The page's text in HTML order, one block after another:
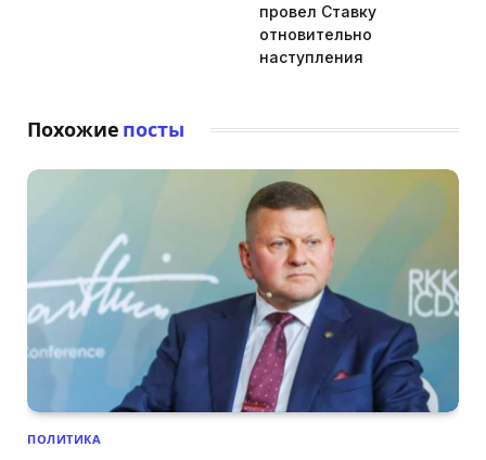
провел Ставку
отновительно
наступления
Похожие посты
ПОЛИТИКА